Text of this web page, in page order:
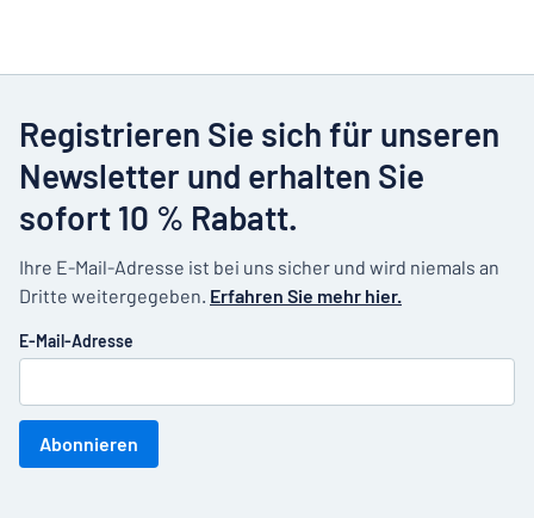
Registrieren Sie sich für unseren
Newsletter und erhalten Sie
sofort 10 % Rabatt.
Ihre E-Mail-Adresse ist bei uns sicher und wird niemals an
Dritte weitergegeben. Erfahren Sie mehr hier.
E-Mail-Adresse
Abonnieren